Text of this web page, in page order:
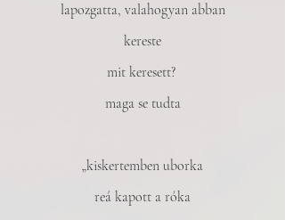
lapozgatta, valahogyan abban
kereste
mit keresett?
maga se tudta
„kiskertemben uborka
reá kapott a róka